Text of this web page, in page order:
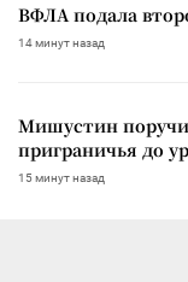
ВФЛА подала
14 минут назад
Мишустин
приграничья до
15 минут назад